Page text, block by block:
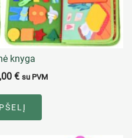
knyga
€ su PVM